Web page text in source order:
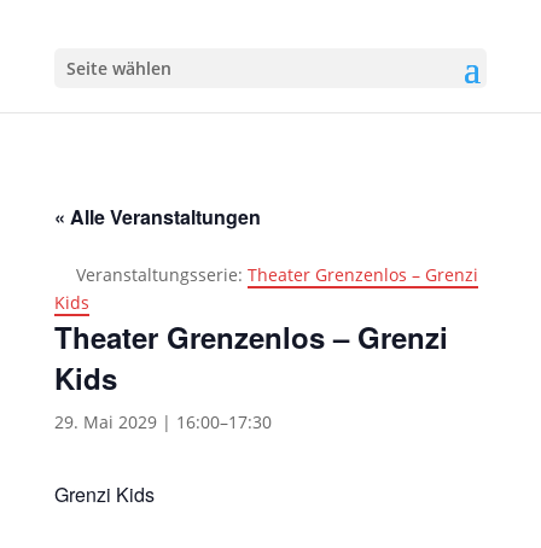
Seite wählen
« Alle Veranstaltungen
Veranstaltungsserie: Theater Grenzenlos – Grenzi
Kids
Theater Grenzenlos – Grenzi
Kids
29. Mai 2029 | 16:00–17:30
Grenzi Kids